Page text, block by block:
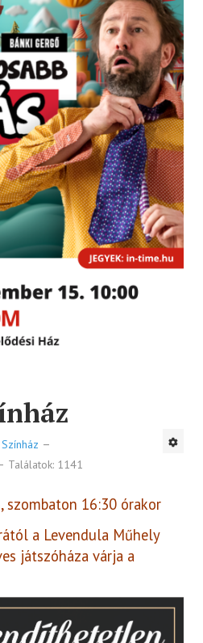
Színház
Találatok: 1141
szombaton 16:30 órakor
a Levendula Műhely
játszóháza várja a